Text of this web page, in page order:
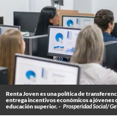
Renta Joven es una política de
entrega incentivos económicos a jóvenes
educación superior. - Prosperidad Social/